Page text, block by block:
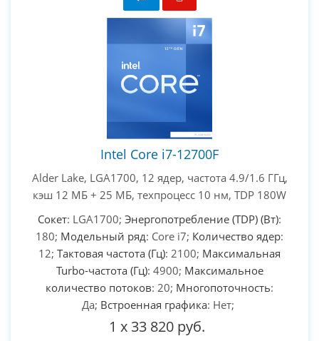
Intel Core i7-12700F
Alder Lake, LGA1700, 12 ядер, частота 4.9/1.6 ГГц,
кэш 12 МБ + 25 МБ, техпроцесс 10 нм, TDP 180W
Сокет: LGA1700; Энергопотребление (TDP) (Вт):
180; Модельный ряд: Core i7; Количество ядер:
12; Тактовая частота (Гц): 2100; Максимальная
Turbo-частота (Гц): 4900; Максимальное
количество потоков: 20; Многопоточность:
Да; Встроенная графика: Нет;
1 x 33 820 руб.